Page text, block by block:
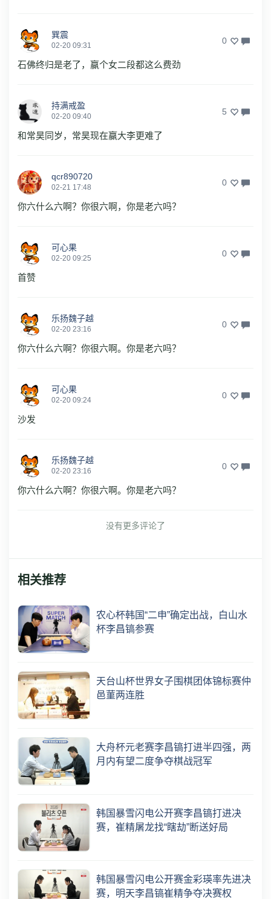
巽震
02-20 09:31 0
石佛终归是老了，赢个女二段都这么费劲
持满戒盈
02-20 09:40 5
和常昊同岁，常昊现在赢大李更难了
qcr890720
02-21 17:48 0
你六什么六啊？你很六啊，你是老六吗？
可心果
02-20 09:25 0
首赞
乐扬魏子越
02-20 23:16 0
你六什么六啊？你很六啊。你是老六吗？
可心果
02-20 09:24 0
沙发
乐扬魏子越
02-20 23:16 0
你六什么六啊？你很六啊。你是老六吗？
没有更多评论了
相关推荐
农心杯韩国“二申”确定出战，白山水
杯李昌镐参赛
天台山杯世界女子围棋团体锦标赛仲
邑菫两连胜
大舟杯元老赛李昌镐打进半四强，两
月内有望二度争夺棋战冠军
韩国暴雪闪电公开赛李昌镐打进决
赛，崔精屠龙找“瞎劫”断送好局
韩国暴雪闪电公开赛金彩瑛率先进决
赛，明天李昌镐崔精争夺决赛权